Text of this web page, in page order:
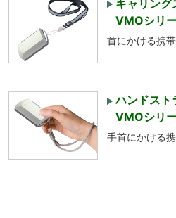
キャリング
VMOシリ
首にかける携
ハンドスト
VMOシリ
手首にかける